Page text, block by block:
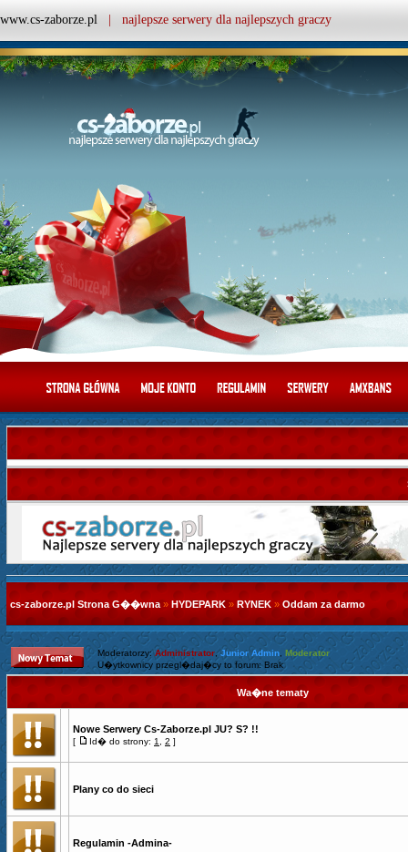
www.cs-zaborze.pl | najlepsze serwery dla najlepszych graczy
cs-zaborze.pl Strona G��wna » HYDEPARK » RYNEK » Oddam za darmo
Moderatorzy:Administrator,Junior Admin Moderator
U�ytkownicy przegl�daj�cy to forum: Brak
Wa�ne tematy
Nowe Serwery Cs-Zaborze.pl JU? S? !!
[ Id� do strony: 1 2 ]
Plany co do sieci
Regulamin -Admina-